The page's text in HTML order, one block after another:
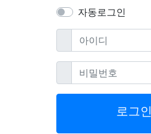
자동로그인
아이디필수
비밀번호필수
로그인